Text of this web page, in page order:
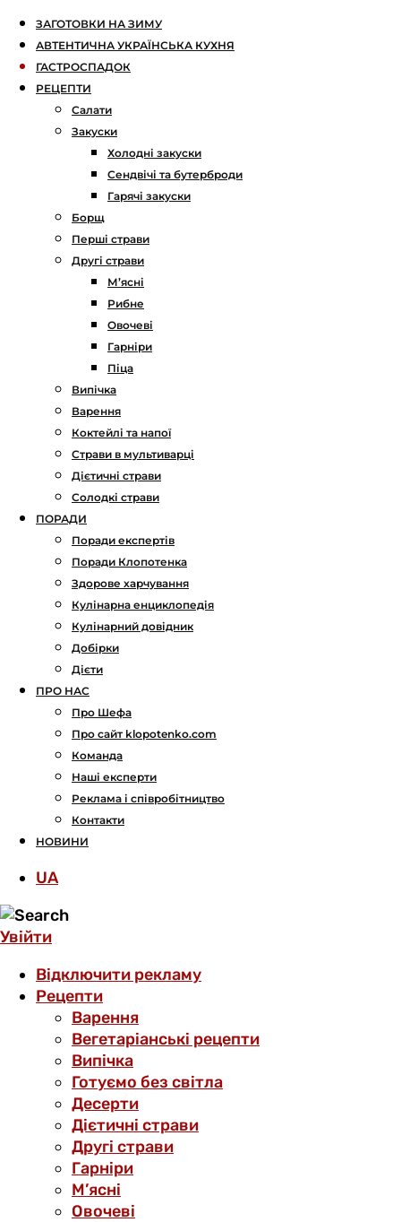
ЗАГОТОВКИ НА ЗИМУ
АВТЕНТИЧНА УКРАЇНСЬКА КУХНЯ
ГАСТРОСПАДОК
РЕЦЕПТИ
Салати
Закуски
Холодні закуски
Сендвічі та бутерброди
Гарячі закуски
Борщ
Перші страви
Другі страви
М’ясні
Рибне
Овочеві
Гарніри
Піца
Випічка
Варення
Коктейлі та напої
Страви в мультиварці
Дієтичні страви
Солодкі страви
ПОРАДИ
Поради експертів
Поради Клопотенка
Здорове харчування
Кулінарна енциклопедія
Кулінарний довідник
Добірки
Дієти
ПРО НАС
Про Шефа
Про сайт klopotenko.com
Команда
Наші експерти
Реклама і співробітництво
Контакти
НОВИНИ
UA
Увійти
Відключити рекламу
Рецепти
Варення
Вегетаріанські рецепти
Випічка
Готуємо без світла
Десерти
Дієтичні страви
Другі страви
Гарніри
М’ясні
Овочеві